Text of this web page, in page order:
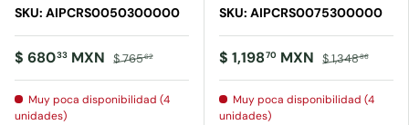
SKU: AIPCRS0050300000
$ 68033 MXN $ 76562
Muy poca disponibilidad (4
unidades)
SKU: AIPCRS0075300000
$ 1,19870 MXN $ 1,34886
Muy poca disponibilidad (4
unidades)